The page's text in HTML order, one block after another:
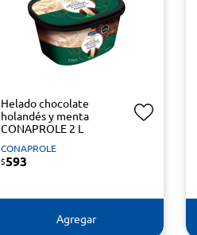
Helado chocolate
holandés y menta
CONAPROLE 2 L
CONAPROLE
$593
Agregar